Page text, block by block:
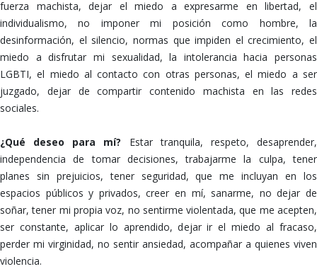
fuerza machista, dejar el miedo a expresarme en libertad, el
individualismo, no imponer mi posición como hombre, la
desinformación, el silencio, normas que impiden el crecimiento, el
miedo a disfrutar mi sexualidad, la intolerancia hacia personas
LGBTI, el miedo al contacto con otras personas, el miedo a ser
juzgado, dejar de compartir contenido machista en las redes
sociales.
¿Qué deseo para mí? Estar tranquila, respeto, desaprender,
independencia de tomar decisiones, trabajarme la culpa, tener
planes sin prejuicios, tener seguridad, que me incluyan en los
espacios públicos y privados, creer en mí, sanarme, no dejar de
soñar, tener mi propia voz, no sentirme violentada, que me acepten,
ser constante, aplicar lo aprendido, dejar ir el miedo al fracaso,
perder mi virginidad, no sentir ansiedad, acompañar a quienes viven
violencia.